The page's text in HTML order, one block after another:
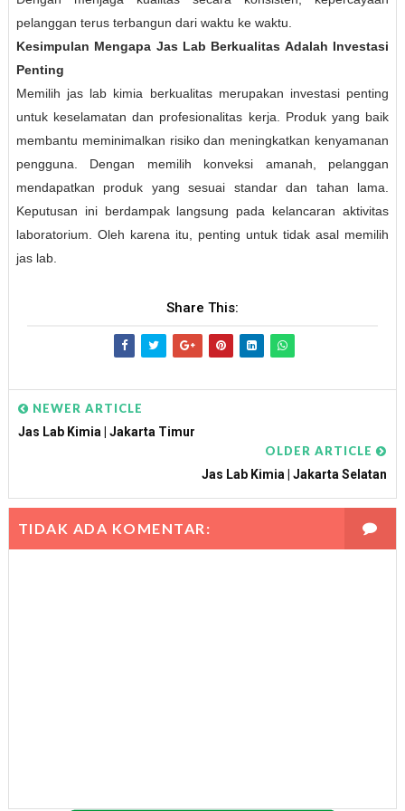
pelanggan terus terbangun dari waktu ke waktu.
Kesimpulan Mengapa Jas Lab Berkualitas Adalah Investasi
Penting
Memilih jas lab kimia berkualitas merupakan investasi penting
untuk keselamatan dan profesionalitas kerja. Produk yang baik
membantu meminimalkan risiko dan meningkatkan kenyamanan
pengguna. Dengan memilih konveksi amanah, pelanggan
mendapatkan produk yang sesuai standar dan tahan lama.
Keputusan ini berdampak langsung pada kelancaran aktivitas
laboratorium. Oleh karena itu, penting untuk tidak asal memilih
jas lab.
Share This:
NEWER ARTICLE
Jas Lab Kimia | Jakarta Timur
OLDER ARTICLE
Jas Lab Kimia | Jakarta Selatan
TIDAK ADA KOMENTAR: